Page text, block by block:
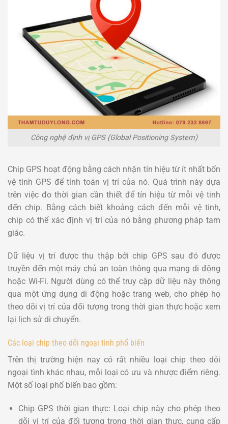
Công nghệ định vị GPS (Global Positioning System)
Chip GPS hoạt động bằng cách nhận tín hiệu từ ít nhất bốn
vệ tinh GPS để tính toán vị trí của nó. Quá trình này dựa
trên việc đo thời gian cần thiết để tín hiệu từ mỗi vệ tinh
đến chip. Bằng cách biết khoảng cách đến mỗi vệ tinh,
chip có thể xác định vị trí của nó bằng phương pháp tam
giác.
Dữ liệu vị trí được thu thập bởi chip GPS sau đó được
truyền đến một máy chủ an toàn thông qua mạng di động
hoặc Wi-Fi. Người dùng có thể truy cập dữ liệu này thông
qua một ứng dụng di động hoặc trang web, cho phép họ
theo dõi vị trí của đối tượng trong thời gian thực hoặc xem
lại lịch sử di chuyển.
Các loại chip theo dõi ngoại tình phổ biến
Trên thị trường hiện nay có rất nhiều loại chip theo dõi
ngoại tình khác nhau, mỗi loại có ưu và nhược điểm riêng.
Một số loại phổ biến bao gồm:
Chip GPS thời gian thực: Loại chip này cho phép theo
dõi vị trí của đối tượng trong thời gian thực, cung cấp